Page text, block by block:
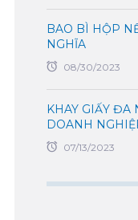
BAO BÌ HỘP
NGHĨA
08/30/2023
KHAY GIẤY ĐA
DOANH
07/13/2023